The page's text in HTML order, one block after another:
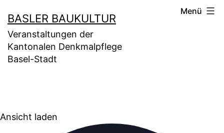
Inhalt
springen
BASLER BAUKULTUR
Veranstaltungen der
Kantonalen Denkmalpflege
Basel-Stadt
Menü
Ansicht laden